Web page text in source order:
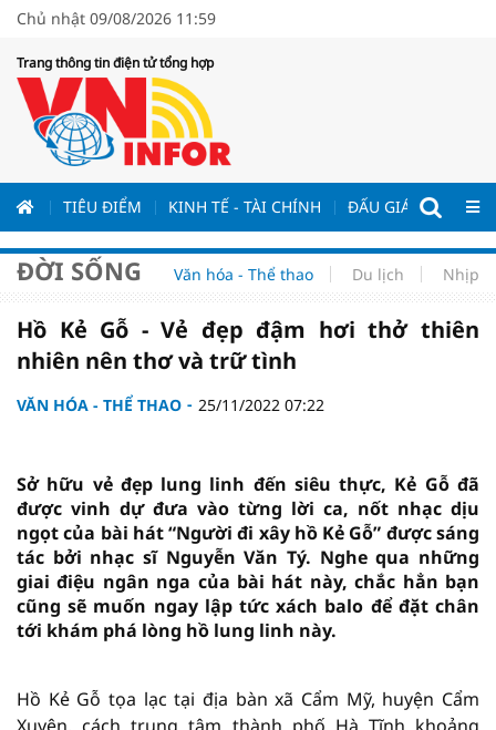
Chủ nhật 09/08/2026 11:59
Trang thông tin điện tử tổng hợp
TIÊU ĐIỂM KINH TẾ - TÀI CHÍNH ĐẤU GIÁ - ĐẤU
ĐỜI SỐNG Văn hóa - Thể thao Du lịch Nhịp
Hồ Kẻ Gỗ - Vẻ đẹp đậm hơi thở thiên
nhiên nên thơ và trữ tình
VĂN HÓA - THỂ THAO 25/11/2022 07:22
Sở hữu vẻ đẹp lung linh đến siêu thực, Kẻ Gỗ đã
được vinh dự đưa vào từng lời ca, nốt nhạc dịu
ngọt của bài hát “Người đi xây hồ Kẻ Gỗ” được sáng
tác bởi nhạc sĩ Nguyễn Văn Tý. Nghe qua những
giai điệu ngân nga của bài hát này, chắc hẳn bạn
cũng sẽ muốn ngay lập tức xách balo để đặt chân
tới khám phá lòng hồ lung linh này.
Hồ Kẻ Gỗ tọa lạc tại địa bàn xã Cẩm Mỹ, huyện Cẩm